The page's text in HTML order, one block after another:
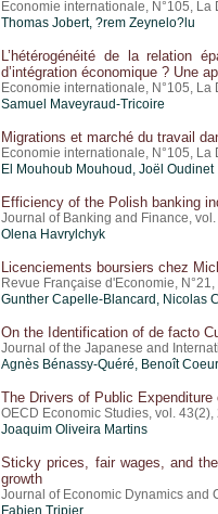
Economie internationale, N°105,
Thomas Jobert, ?rem Zeynelo?lu
L’hétérogénéité de la relation
d’intégration économique ? Une
Economie internationale, N°105,
Samuel Maveyraud-Tricoire
Migrations et marché du travail
Economie internationale, N°105,
El Mouhoub Mouhoud, Joël Oudinet
Efficiency of the Polish banking
Journal of Banking and Finance,
Olena Havrylchyk
Licenciements boursiers chez
Revue Française d'Economie,
Gunther Capelle-Blancard, Nicolas
On the Identification of de facto
Journal of the Japanese and
Agnès Bénassy-Quéré, Benoît
The Drivers of Public Expenditure
OECD Economic Studies, vol. 43(2),
Joaquim Oliveira Martins
Sticky prices, fair wages, and
growth
Journal of Economic Dynamics and
Fabien Tripier